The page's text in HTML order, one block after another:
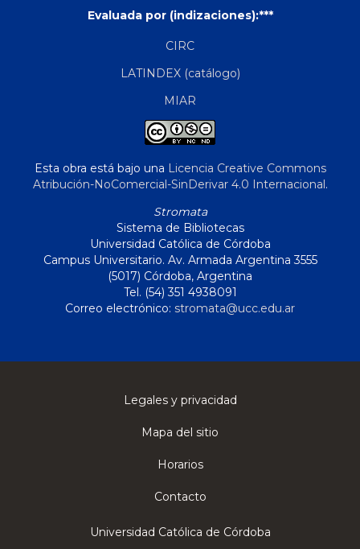
Evaluada por (indizaciones):***
CIRC
LATINDEX (catálogo)
MIAR
Esta obra está bajo una Licencia Creative Commons
Atribución-NoComercial-SinDerivar 4.0 Internacional.
Stromata
Sistema de Bibliotecas
Universidad Católica de Córdoba
Campus Universitario. Av. Armada Argentina 3555
(5017) Córdoba, Argentina
Tel. (54) 351 4938091
Correo electrónico: stromata@ucc.edu.ar
Legales y privacidad
Mapa del sitio
Horarios
Contacto
Universidad Católica de Córdoba